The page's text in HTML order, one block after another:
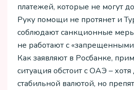
платежей, которые не могут
Руку помощи не протянет и
соблюдают санкционные
не работают с
Как заявляют в Росбанке,
ситуация обстоит с ОАЭ – хотя
стабильной валютой, но